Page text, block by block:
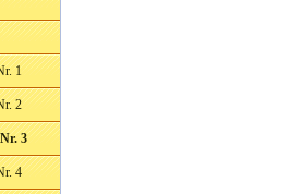
1
2
3
4